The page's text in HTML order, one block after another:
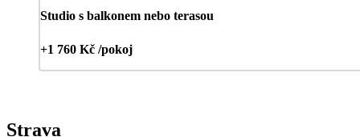
Studio s balkonem nebo terasou
+1 760 Kč /pokoj
Strava